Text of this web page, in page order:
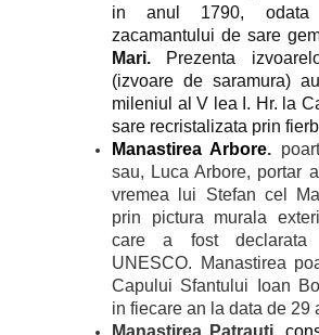
in anul 1790, odata
zacamantului de sare
Mari. Prezenta
(izvoare de saramura)
mileniul al V lea I. Hr. la
sare recristalizata prin
Manastirea Arbore.
sau, Luca Arbore, portar
vremea lui Stefan cel
prin pictura murala
care a fost declarata
UNESCO. Manastirea
Capului Sfantului Ioan
in fiecare an la data de 29
Manastirea Patrauti.